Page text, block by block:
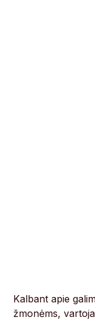
Kalbant apie
žmonėms,